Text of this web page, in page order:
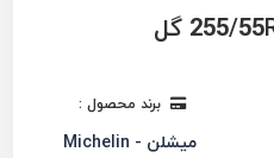
لاستیک میشلن 255/55R 18 گل
برند محصول :
میشلن - Michelin